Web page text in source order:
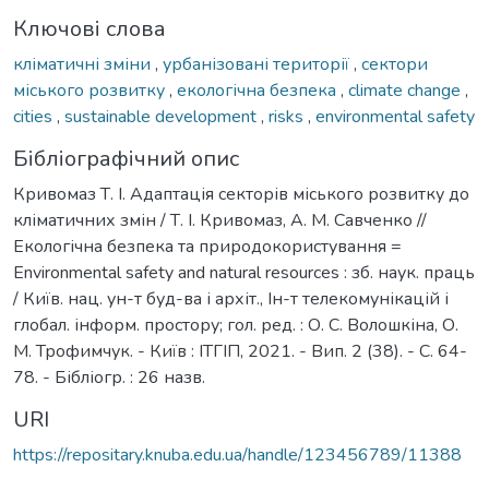
Ключові слова
кліматичні зміни , урбанізовані території, сектори
міського розвитку, екологічна безпека , climate change ,
cities , sustainable development, risks , environmental safety
Бібліографічний опис
Кривомаз Т. І. Адаптація секторів міського розвитку до
кліматичних змін / Т. І. Кривомаз, А. М. Савченко //
Екологічна безпека та природокористування =
Environmental safety and natural resources : зб. наук. праць
/ Київ. нац. ун-т буд-ва і архіт., Ін-т телекомунікацій і
глобал. інформ. простору; гол. ред. : О. С. Волошкіна, О.
М. Трофимчук. - Київ : ІТГІП, 2021. - Вип. 2 (38). - С. 64-
78. - Бібліогр. : 26 назв.
URI
https://repositary.knuba.edu.ua/handle/123456789/11388